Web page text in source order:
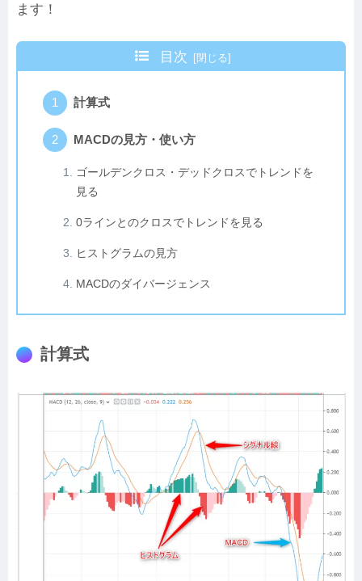
ます！
目次
計算式
MACDの見方・使い方
ゴールデンクロス・デッドクロスでトレンドを
見る
0ラインとのクロスでトレンドを見る
ヒストグラムの見方
MACDのダイバージェンス
計算式